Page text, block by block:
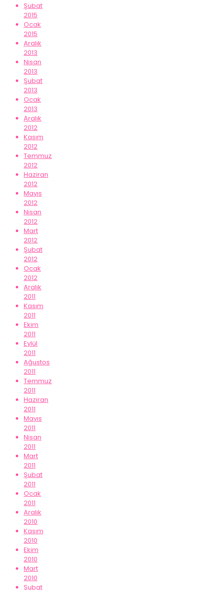
Şubat
2015
Ocak
2015
Aralık
2013
Nisan
2013
Şubat
2013
Ocak
2013
Aralık
2012
Kasım
2012
Temmuz
2012
Haziran
2012
Mayıs
2012
Nisan
2012
Mart
2012
Şubat
2012
Ocak
2012
Aralık
2011
Kasım
2011
Ekim
2011
Eylül
2011
Ağustos
2011
Temmuz
2011
Haziran
2011
Mayıs
2011
Nisan
2011
Mart
2011
Şubat
2011
Ocak
2011
Aralık
2010
Kasım
2010
Ekim
2010
Mart
2010
Şubat